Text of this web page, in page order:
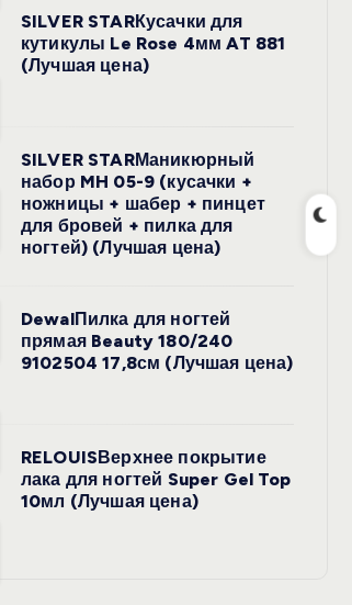
SILVER STARКусачки для
кутикулы Le Rose 4мм AT 881
(Лучшая цена)
SILVER STARМаникюрный
набор MH 05-9 (кусачки +
ножницы + шабер + пинцет
для бровей + пилка для
ногтей) (Лучшая цена)
DewalПилка для ногтей
прямая Beauty 180/240
9102504 17,8см (Лучшая цена)
RELOUISВерхнее покрытие
лака для ногтей Super Gel Top
10мл (Лучшая цена)